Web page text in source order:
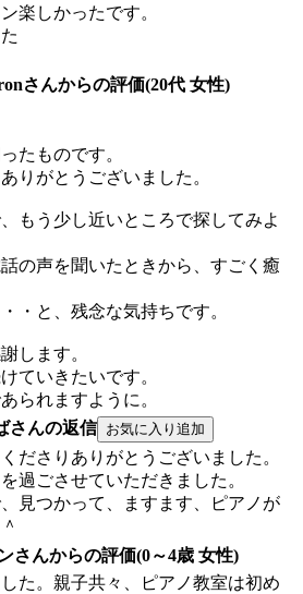
楽しかったです。
さんからの評価(20代 女性)
たものです。
りがとうございました。
もう少し近いところで探してみよ
の声を聞いたときから、すごく癒
・と、残念な気持ちです。
します。
ていきたいです。
られますように。
さんの返信
ださりありがとうございました。
過ごさせていただきました。
見つかって、ますます、ピアノが
さんからの評価(0～4歳 女性)
た。親子共々、ピアノ教室は初め